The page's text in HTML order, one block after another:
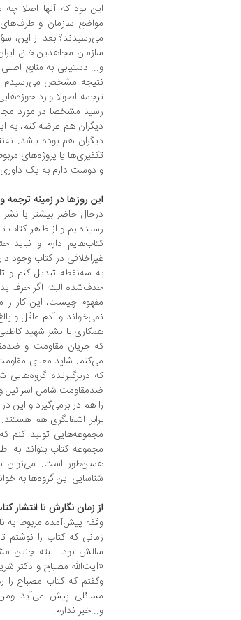
این بود که آنها اصلا
مواضع سازمان و
می‌رسیدند؟ بعد از این،
سازمان مجاهدین خلق
و... دستیابی به منابع
نتیجه مشخص می‌رسیدم
ترجمه اصولا وارد
رسید مشخصا در مورد
دیگران هم عرضه کنم، به
دیگران هم بوده باشد.
تکفیری‌ها یا پروژه‌های
و دوست دارم به یک
این روزها در زمینه
درحال حاضر بیشتر با
رسیده‌ایم و از ظاهر
کتاب‌هایم دارم و
غیراخلاقی در کتاب وجود
به سه‌نقطه تبدیل کنم و
حذف‌شده البته اگر حرف
مفهوم چیست، این کار
نمی‌خواند و آدم عاقل و
همکاری با نشر شهید
که جریان مقاومت و
می‌کنم. شاید معنای
که دربرگیرنده
ضد‌مقاومت شامل اسرائیل
را هم در برمی‌گیرد و این
برابر اشغالگری هم
مجموعه‌هایی تولید کنم
مجموعه کتاب بتواند به
همین‌طور است. می‌توان
شناسایی این گروه‌ها به
از زمان نگارش تا
وقفه پیش‌آمده مربوط به
زمانی که کتاب را نوشتم
سالش بود! البته چنین
«آیت‌الله مصباح و دکتر
وگفتم که کتاب مصباح را
مسائلی پیش می‌آید ومن
و...خبر ندارم.